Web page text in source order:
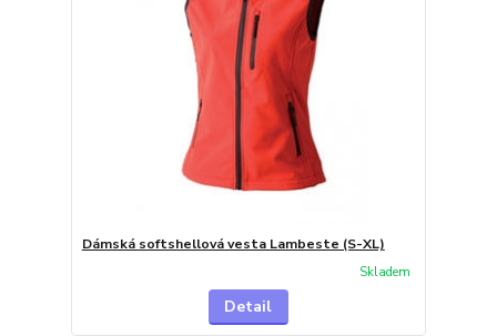
Dámská softshellová vesta Lambeste (S-XL)
Skladem
Detail